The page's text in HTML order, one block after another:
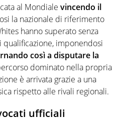
al Mondiale vincendo il
la nazionale di riferimento
hanno superato senza
imponendosi
così a disputare la
dominato nella propria
è arrivata grazie a una
rispetto alle rivali regionali.
ufficiali